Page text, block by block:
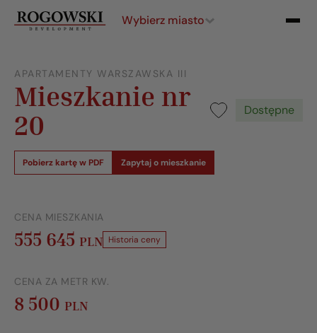
Wybierz miasto
APARTAMENTY WARSZAWSKA III
Mieszkanie nr
20
Dostępne
Pobierz kartę w PDF Zapytaj o mieszkanie
CENA MIESZKANIA
555 645 PLN Historia ceny
CENA ZA METR KW.
8 500 PLN